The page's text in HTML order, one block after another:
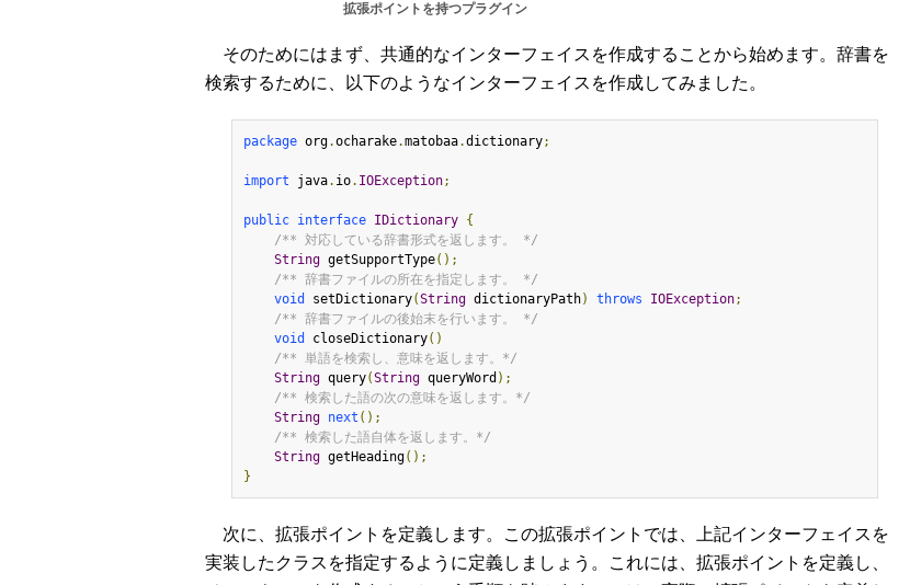
拡張ポイントを持つプラグイン
そのためにはまず、共通的なインターフェイスを作成することから始めます。辞書を
検索するために、以下のようなインターフェイスを作成してみました。
package org.ocharake.matobaa.dictionary;
import java. io. IOException;
public interface IDictionary
{
/** 対応している辞書形式を返します。 */
String getSupportType();
/** 辞書ファイルの所在を指定します。 */
void
setDictionary(String dictionaryPath) throws IOException;
/** 辞書ファイルの後始末を行います。 */
void
closeDictionary()
/** 単語を検索し、意味を返します。*/
String query(String queryWord );
/** 検索した語の次の意味を返します。*/
String
next ();
/** 検索した語自体を返します。*/
String getHeading();
}
次に、拡張ポイントを定義します。この拡張ポイントでは、上記インターフェイスを
実装したクラスを指定するように定義しましょう。これには、拡張ポイントを定義し、